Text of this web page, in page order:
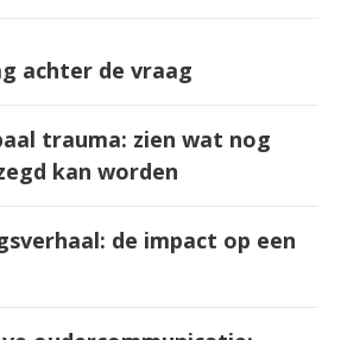
achter de vraag
stond één boodschap
wie met ouders werkt, hoort
meteen de echte hulpvraag.
vragen schuilt
onzekerheid, spanning of
Door ruimte te maken voor
trauma: zien wat nog
kan worden
en Marieke Goossens
Dimence) namen de
mee in het thema
de impact op een
verhaal van een